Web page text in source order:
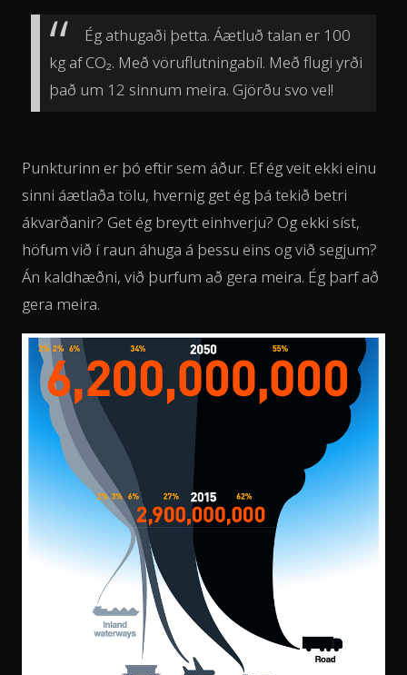
Ég athugaði þetta. Áætluð talan er 100
kg af CO₂. Með vöruflutningabíl. Með flugi yrði
það um 12 sinnum meira. Gjörðu svo vel!
Punkturinn er þó eftir sem áður. Ef ég veit ekki einu
sinni áætlaða tölu, hvernig get ég þá tekið betri
ákvarðanir? Get ég breytt einhverju? Og ekki síst,
höfum við í raun áhuga á þessu eins og við segjum?
Án kaldhæðni, við þurfum að gera meira. Ég þarf að
gera meira.